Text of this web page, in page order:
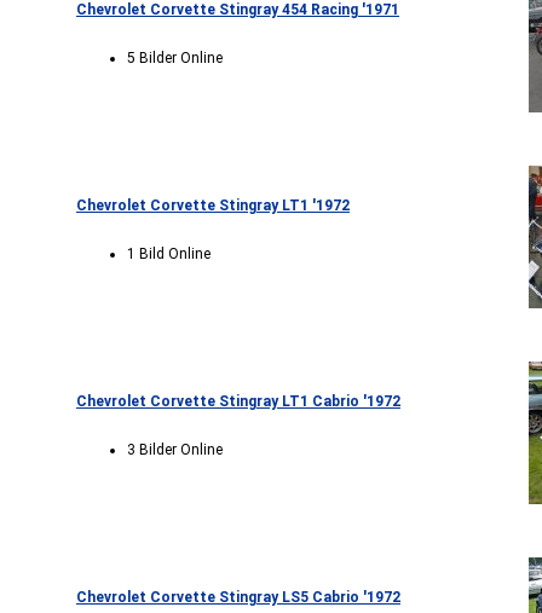
Chevrolet Corvette Stingray 454 Racing '1971
5 Bilder Online
Chevrolet Corvette Stingray LT1 '1972
1 Bild Online
Chevrolet Corvette Stingray LT1 Cabrio '1972
3 Bilder Online
Chevrolet Corvette Stingray LS5 Cabrio '1972